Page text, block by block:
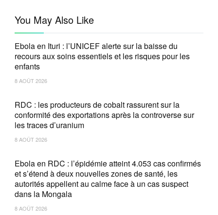
You May Also Like
Ebola en Ituri : l’UNICEF alerte sur la baisse du
recours aux soins essentiels et les risques pour les
enfants
8 AOÛT 2026
RDC : les producteurs de cobalt rassurent sur la
conformité des exportations après la controverse sur
les traces d’uranium
8 AOÛT 2026
Ebola en RDC : l’épidémie atteint 4.053 cas confirmés
et s’étend à deux nouvelles zones de santé, les
autorités appellent au calme face à un cas suspect
dans la Mongala
8 AOÛT 2026